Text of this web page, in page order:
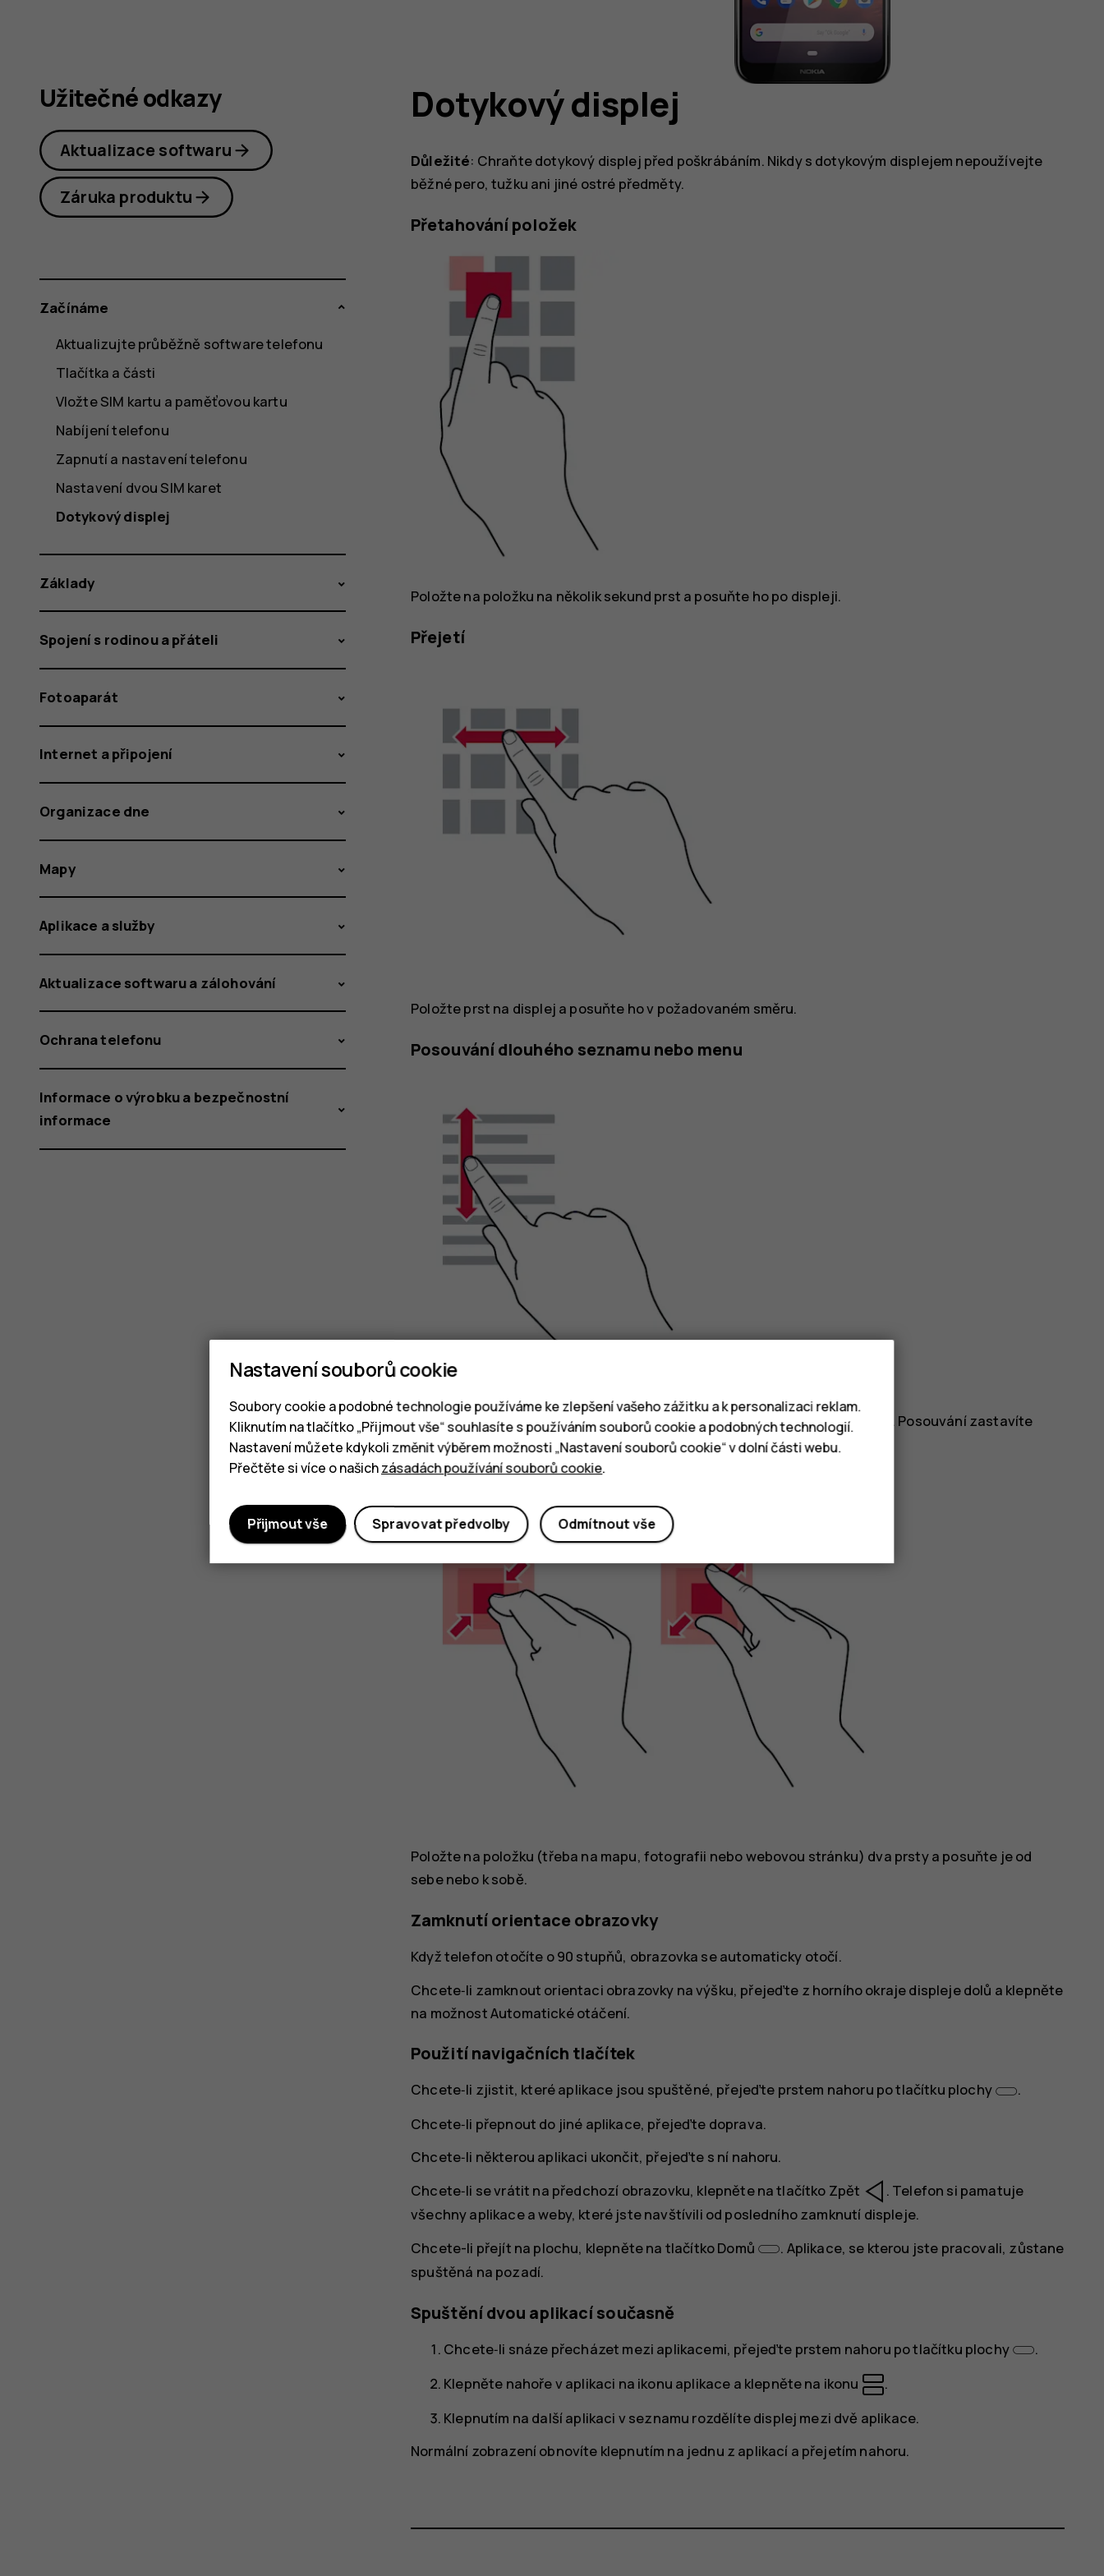
Dotykový displej
Důležité: Chraňte dotykový displej před poškrábáním. Nikdy s dotykovým displejem nepoužívejte
běžné pero, tužku ani jiné ostré předměty.
Přetahování položek
Položte na položku na několik sekund prst a posuňte ho po displeji.
Přejetí
Položte prst na displej a posuňte ho v požadovaném směru.
Posouvání dlouhého seznamu nebo menu
Rychle přejeďte prstem nahoru nebo dolů po displeji a poté prst zvedněte. Posouvání zastavíte
klepnutím na displej.
Položte na položku (třeba na mapu, fotografii nebo webovou stránku) dva prsty a posuňte je od
sebe nebo k sobě.
Zamknutí orientace obrazovky
Když telefon otočíte o 90 stupňů, obrazovka se automaticky otočí.
Chcete‑li zamknout orientaci obrazovky na výšku, přejeďte z horního okraje displeje dolů a klepněte
na možnostAutomatické otáčení.
Použití navigačních tlačítek
Chcete‑li zjistit, které aplikace jsou spuštěné, přejeďte prstem nahoru po tlačítku plochy
.
Chcete‑li přepnout do jiné aplikace, přejeďte doprava.
Chcete‑li některou aplikaci ukončit, přejeďte s ní nahoru.
Chcete‑li se vrátit na předchozí obrazovku, klepněte na tlačítko Zpět
. Telefon si pamatuje
všechny aplikace a weby, které jste navštívili od posledního zamknutí displeje.
Chcete-li přejít na plochu, klepněte na tlačítko Domů
. Aplikace, se kterou jste pracovali, zůstane
spuštěná na pozadí.
Spuštění dvou aplikací současně
Chcete‑li snáze přecházet mezi aplikacemi, přejeďte prstem nahoru po tlačítku plochy
.
Klepněte nahoře v aplikaci na ikonu aplikace a klepněte na ikonu
.
Klepnutím na další aplikaci v seznamu rozdělíte displej mezi dvě aplikace.
Normální zobrazení obnovíte klepnutím na jednu z aplikací a přejetím nahoru.
Užitečné odkazy
Aktualizace softwaru
Záruka produktu
Začínáme
Aktualizujte průběžně software telefonu
Tlačítka a části
Vložte SIM kartu a paměťovou kartu
Nabíjení telefonu
Zapnutí a nastavení telefonu
Nastavení dvou SIM karet
Dotykový displej
Základy
Spojení s rodinou a přáteli
Fotoaparát
Internet a připojení
Organizace dne
Mapy
Aplikace a služby
Aktualizace softwaru a zálohování
Ochrana telefonu
Informace o výrobku a bezpečnostní
informace
Nastavení souborů cookie
Soubory cookie a podobné technologie používáme ke zlepšení vašeho zážitku a k personalizaci reklam.
Kliknutím na tlačítko „Přijmout vše“ souhlasíte s používáním souborů cookie a podobných technologií.
Nastavení můžete kdykoli změnit výběrem možnosti „Nastavení souborů cookie“ v dolní části webu.
Přečtěte si více o našichzásadách používání souborů cookie.
Odmítnout vše
Spravovat předvolby
Přijmout vše